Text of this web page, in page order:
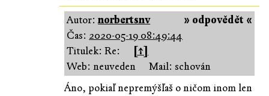
» odpovědět «
Autor:norbertsnv
Čas: 2020-05-19 08:49:44
Titulek: Re:
[↑]
Web: neuveden
Mail: schován
Áno, pokiaľ nepremýšľaš o ničom inom len